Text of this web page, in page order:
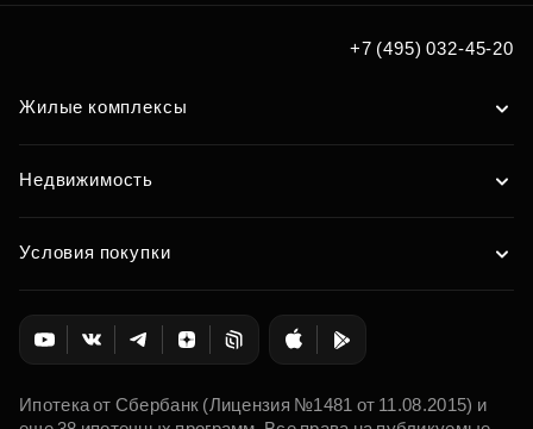
+7 (495) 032-45-20
Жилые комплексы
Недвижимость
Условия покупки
Ипотека от Сбербанк (Лицензия №1481 от 11.08.2015) и